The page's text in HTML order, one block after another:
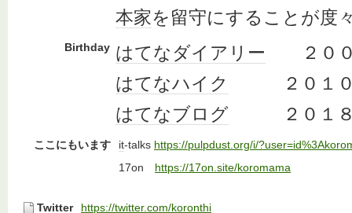
本家を留守にすることが度
Birthday はてなダイアリー ２００
はてなハイク
２０１０
はてなブログ ２０１８
ここにもいます it-talks https://pulpdust.org/i/
17on https://17on.site/koromama
Twitter https://twitter.com/koronthi